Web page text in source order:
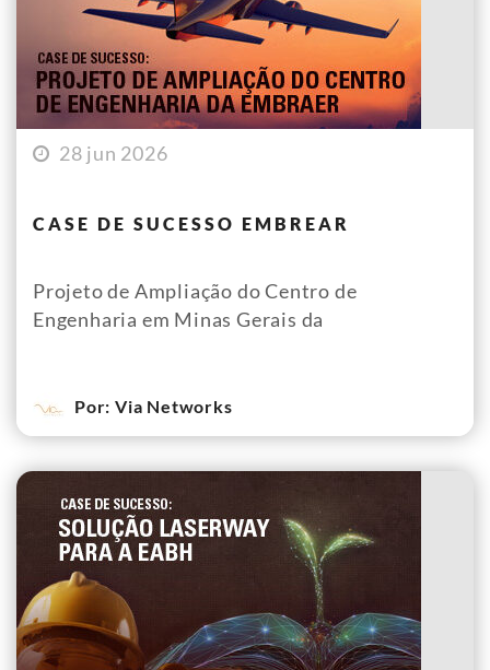
28 jun 2026
CASE DE SUCESSO EMBREAR
Projeto de Ampliação do Centro de
Engenharia em Minas Gerais da
Por: Via Networks